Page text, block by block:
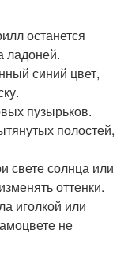
останется
ладоней.
синий цвет,
пузырьков.
полостей,
свете солнца или
оттенки.
иголкой или
не